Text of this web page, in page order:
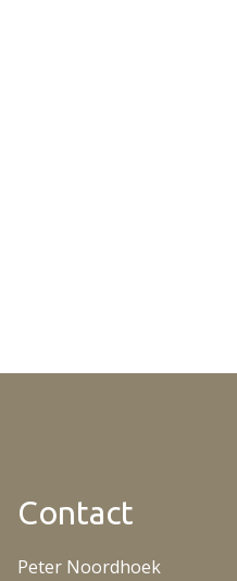
Contact
Peter Noordhoek